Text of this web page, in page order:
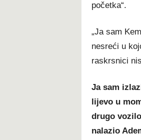
početka“.
„Ja sam
nesreći u
raskrsnici
Ja sam
lijevo u
drugo
nalazio